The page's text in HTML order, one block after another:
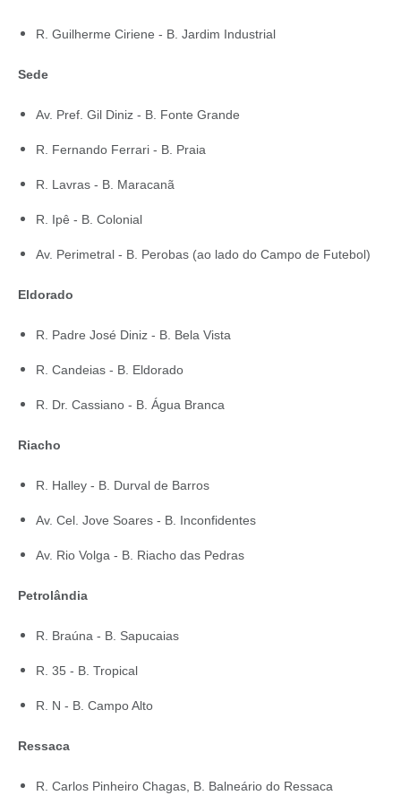
R. Guilherme Ciriene - B. Jardim Industrial
Sede
Av. Pref. Gil Diniz - B. Fonte Grande
R. Fernando Ferrari - B. Praia
R. Lavras - B. Maracanã
R. Ipê - B. Colonial
Av. Perimetral - B. Perobas (ao lado do Campo de Futebol)
Eldorado
R. Padre José Diniz - B. Bela Vista
R. Candeias - B. Eldorado
R. Dr. Cassiano - B. Água Branca
Riacho
R. Halley - B. Durval de Barros
Av. Cel. Jove Soares - B. Inconfidentes
Av. Rio Volga - B. Riacho das Pedras
Petrolândia
R. Braúna - B. Sapucaias
R. 35 - B. Tropical
R. N - B. Campo Alto
Ressaca
R. Carlos Pinheiro Chagas, B. Balneário do Ressaca